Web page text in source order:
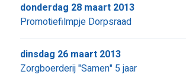
Promotiefilmpje Dorpsraad
donderdag 28 maart 2013
Zorgboerderij "Samen" 5 jaar
dinsdag 26 maart 2013